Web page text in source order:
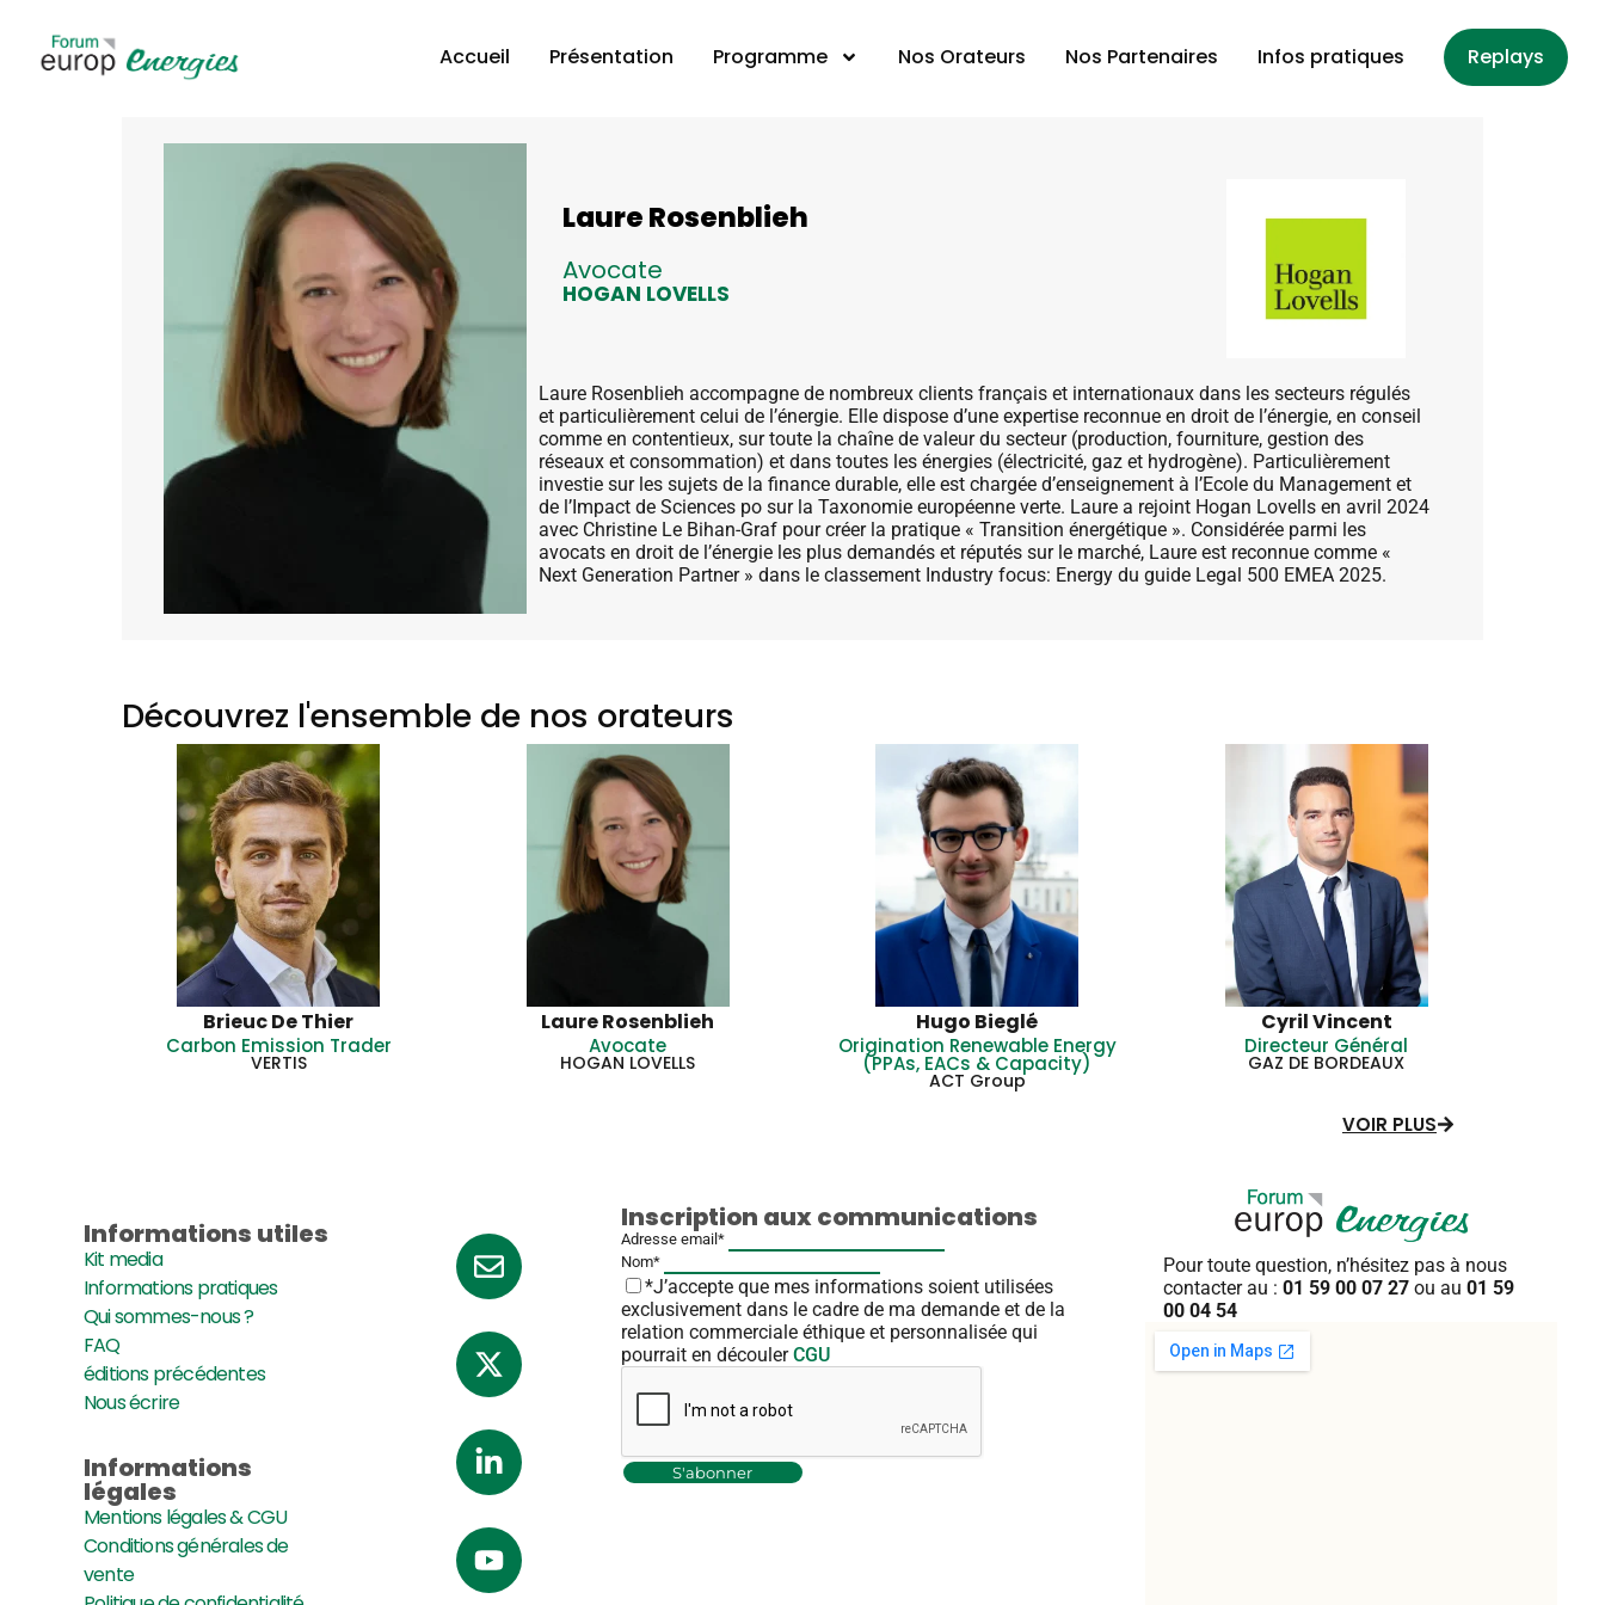
Accueil Présentation Programme Nos Orateurs Nos Partenaires Infos pratiques Replays
Laure Rosenblieh
Avocate
HOGAN LOVELLS
Laure Rosenblieh accompagne de nombreux clients français et internationaux dans les secteurs régulés
et particulièrement celui de l’énergie. Elle dispose d’une expertise reconnue en droit de l’énergie, en conseil
comme en contentieux, sur toute la chaîne de valeur du secteur (production, fourniture, gestion des
réseaux et consommation) et dans toutes les énergies (électricité, gaz et hydrogène). Particulièrement
investie sur les sujets de la finance durable, elle est chargée d’enseignement à l’Ecole du Management et
de l’Impact de Sciences po sur la Taxonomie européenne verte. Laure a rejoint Hogan Lovells en avril 2024
avec Christine Le Bihan-Graf pour créer la pratique « Transition énergétique ». Considérée parmi les
avocats en droit de l’énergie les plus demandés et réputés sur le marché, Laure est reconnue comme «
Next Generation Partner » dans le classement Industry focus: Energy du guide Legal 500 EMEA 2025.
Découvrez l'ensemble de nos orateurs
Brieuc De Thier
Carbon Emission Trader
VERTIS
Laure Rosenblieh
Avocate
HOGAN LOVELLS
Hugo Bieglé
Origination Renewable Energy
(PPAs, EACs & Capacity)
ACT Group
Cyril Vincent
Directeur Général
GAZ DE BORDEAUX
VOIR PLUS
Informations utiles
Kit media
Informations pratiques
Qui sommes-nous ?
FAQ
éditions précédentes
Nous écrire
Informations
légales
Mentions légales & CGU
Conditions générales de
vente
Inscription aux communications
Adresse email*
Nom*
*J’accepte que mes informations soient utilisées
exclusivement dans le cadre de ma demande et de la
relation commerciale éthique et personnalisée qui
pourrait en découlerCGU
Pour toute question, n’hésitez pasà nous
contacter au :01 59 00 07 27ou au01 59
00 04 54